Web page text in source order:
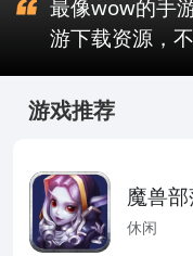
最像wow的手
游下载资源，
游戏推荐
魔兽部
休闲